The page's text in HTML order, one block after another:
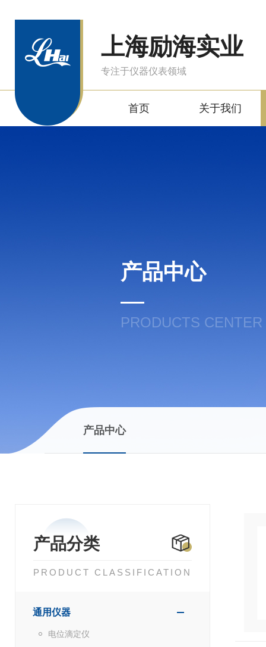
上海励海实业
专注于仪器仪表领域
首页 关于我们
产品中心
PRODUCTS CENTER
产品中心
产品分类
PRODUCT CLASSIFICATION
通用仪器
电位滴定仪